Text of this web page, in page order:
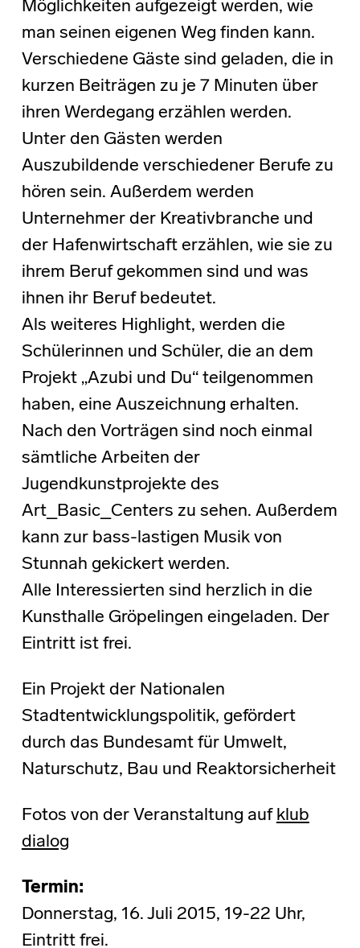
Möglichkeiten aufgezeigt werden, wie
man seinen eigenen Weg finden kann.
Verschiedene Gäste sind geladen, die in
kurzen Beiträgen zu je 7 Minuten über
ihren Werdegang erzählen werden.
Unter den Gästen werden
Auszubildende verschiedener Berufe zu
hören sein. Außerdem werden
Unternehmer der Kreativbranche und
der Hafenwirtschaft erzählen, wie sie zu
ihrem Beruf gekommen sind und was
ihnen ihr Beruf bedeutet.
Als weiteres Highlight, werden die
Schülerinnen und Schüler, die an dem
Projekt „Azubi und Du“ teilgenommen
haben, eine Auszeichnung erhalten.
Nach den Vorträgen sind noch einmal
sämtliche Arbeiten der
Jugendkunstprojekte des
Art_Basic_Centers zu sehen. Außerdem
kann zur bass-lastigen Musik von
Stunnah gekickert werden.
Alle Interessierten sind herzlich in die
Kunsthalle Gröpelingen eingeladen. Der
Eintritt ist frei.
Ein Projekt der Nationalen
Stadtentwicklungspolitik, gefördert
durch das Bundesamt für Umwelt,
Naturschutz, Bau und Reaktorsicherheit
Fotos von der Veranstaltung auf klub
dialog
Termin:
Donnerstag, 16. Juli 2015, 19-22 Uhr,
Eintritt frei.